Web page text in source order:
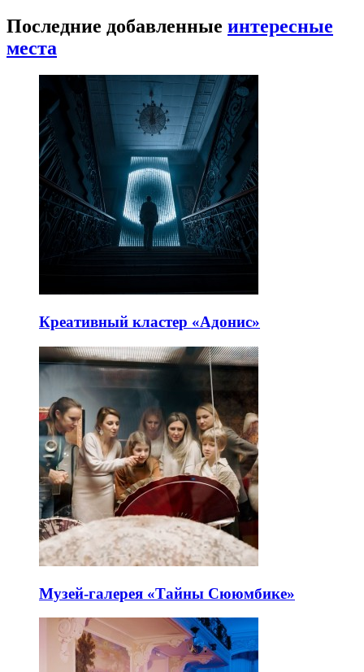
Последние добавленные интересные
места
Креативный кластер «Адонис»
Музей-галерея «Тайны Сююмбике»